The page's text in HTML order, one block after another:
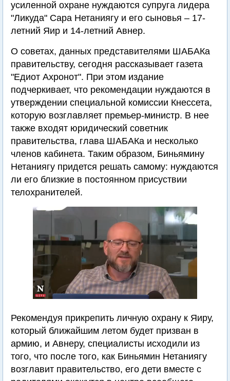
усиленной охране нуждаются супруга лидера
"Ликуда" Сара Нетаниягу и его сыновья – 17-
летний Яир и 14-летний Авнер.
О советах, данных представителями ШАБАКа
правительству, сегодня рассказывает газета
"Едиот Ахронот". При этом издание
подчеркивает, что рекомендации нуждаются в
утверждении специальной комиссии Кнессета,
которую возглавляет премьер-министр. В нее
также входят юридический советник
правительства, глава ШАБАКа и несколько
членов кабинета. Таким образом, Биньямину
Нетаниягу придется решать самому: нуждаются
ли его близкие в постоянном присуствии
телохранителей.
Рекомендуя прикрепить личную охрану к Яиру,
который ближайшим летом будет призван в
армию, и Авнеру, специалисты исходили из
того, что после того, как Биньямин Нетаниягу
возглавит правительство, его дети вместе с